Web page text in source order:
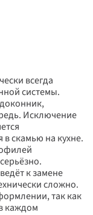
всегда
системы.
Исключение
скамью на кухне.
к замене
сложно.
так как
каждом